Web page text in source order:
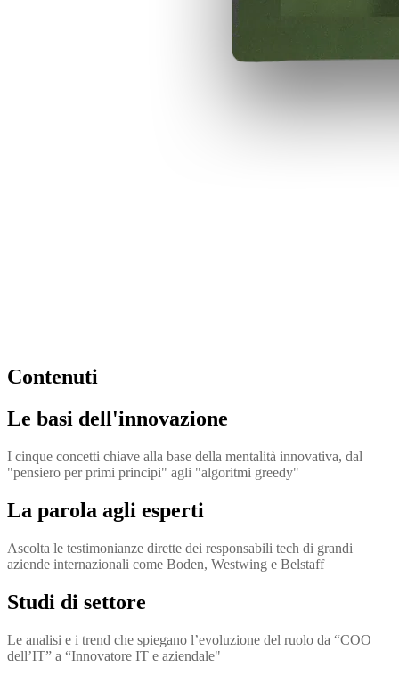
Contenuti
Le basi dell'innovazione
I cinque concetti chiave alla base della mentalità innovativa, dal
"pensiero per primi principi" agli "algoritmi greedy"
La parola agli esperti
Ascolta le testimonianze dirette dei responsabili tech di grandi
aziende internazionali come Boden, Westwing e Belstaff
Studi di settore
Le analisi e i trend che spiegano l’evoluzione del ruolo da “COO
dell’IT” a “Innovatore IT e aziendale"